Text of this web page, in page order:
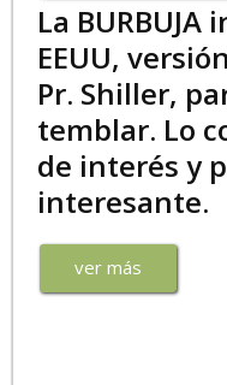
La
EEUU,
Pr. Shiller,
temblar. Lo
de interés y
interesante.
ver más